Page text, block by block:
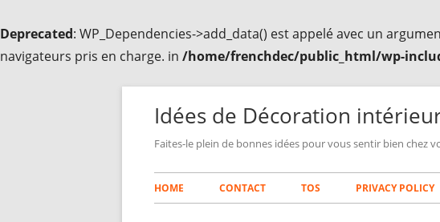
Deprecated: WP_Dependencies->add_data() est appelé avec un
navigateurs pris en charge. in /home/frenchdec/public_html/wp-
Idées de Décoration
Faites-le plein de bonnes idées pour vous sentir bien chez
Menu
HOME CONTACT TOS PRIVACY POLICY